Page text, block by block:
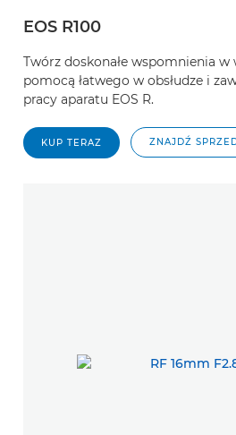
EOS R100
Twórz doskonałe wspomnienia
pomocą łatwego w obsłudze i
pracy aparatu EOS R.
KUP TERAZ ZNAJDŹ